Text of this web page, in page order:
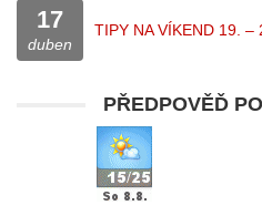
17
duben
TIPY NA VÍKEND 19. –
PŘEDPOVĚĎ